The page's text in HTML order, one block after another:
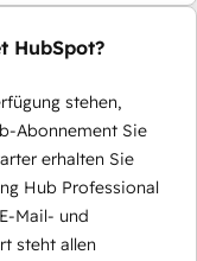
HubSpot?
stehen,
Abonnement Sie
erhalten Sie
Hub Professional
Mail- und
steht allen